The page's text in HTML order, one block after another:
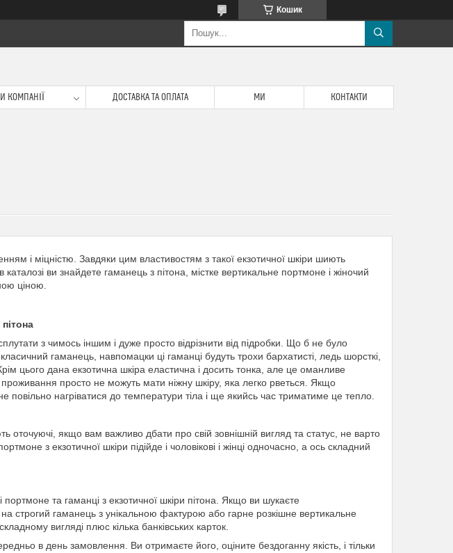
Кошик
КОМПАНІЇ ДОСТАВКА ТА ОПЛАТА МИ КОНТАКТИ
і міцністю. Завдяки цим властивостям з такої екзотичної шкіри шиють
ви знайдете гаманець з пітона, містке вертикальне портмоне і жіночий
ціною.
з чимось іншим і дуже просто відрізнити від підробки. Що б не було
гаманець, навпомацки ці гаманці будуть трохи бархатисті, ледь шорсткі,
цього дана екзотична шкіра еластична і досить тонка, але це оманливе
просто не можуть мати ніжну шкіру, яка легко рветься. Якщо
повільно нагріватися до температури тіла і ще якийсь час триматиме це тепло.
якщо вам важливо дбати про свій зовнішній вигляд та статус, не варто
з екзотичної шкіри підійде і чоловікові і жінці одночасно, а ось складний
та гаманці з екзотичної шкіри пітона. Якщо ви шукаєте
строгий гаманець з унікальною фактурою або гарне розкішне вертикальне
вигляді плюс кілька банківських карток.
в день замовлення. Ви отримаєте його, оціните бездоганну якість, і тільки